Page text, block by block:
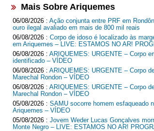
Mais Sobre Ariquemes
06/08/2026 : Ação conjunta entre PRF em
ouro ilegal avaliado em mais de 800 mil reais
06/08/2026 : Corpo de idoso é localizado às
em Ariquemes – LIVE: ESTAMOS NO AR!
06/08/2026 : ARIQUEMES: URGENTE – Corpo
identificado – VÍDEO
06/08/2026 : ARIQUEMES: URGENTE – Corpo
Marechal Rondon – VÍDEO
06/08/2026 : ARIQUEMES: URGENTE – Corpo
Marechal Rondon – VÍDEO
05/08/2026 : SAMU socorre homem esfaqueado
Ariquemes – VÍDEO
05/08/2026 : Jovem Weder Lucas Gonçalves
Monte Negro – LIVE: ESTAMOS NO AR!